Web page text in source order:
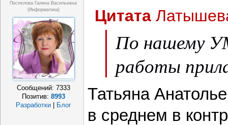
Поспелова Галина Васильевна
(информатика)
Сообщений: 7333
Позитив: 8993
Разработки
Блог
Цитата
По нашему
работы
Татьяна
в среднем в